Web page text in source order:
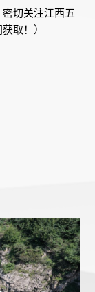
密切关注江西五
取！）